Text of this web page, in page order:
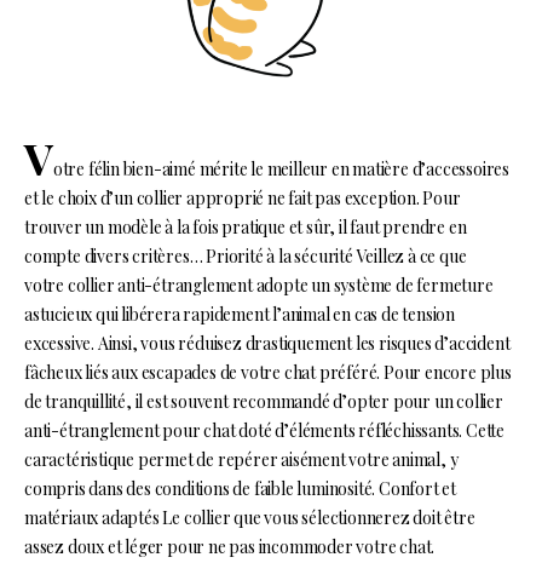
Votre félin bien-aimé mérite le meilleur en matière d’accessoires
et le choix d’un collier approprié ne fait pas exception. Pour
trouver un modèle à la fois pratique et sûr, il faut prendre en
compte divers critères… Priorité à la sécurité Veillez à ce que
votre collier anti-étranglement adopte un système de fermeture
astucieux qui libérera rapidement l’animal en cas de tension
excessive. Ainsi, vous réduisez drastiquement les risques d’accident
fâcheux liés aux escapades de votre chat préféré. Pour encore plus
de tranquillité, il est souvent recommandé d’opter pour un collier
anti-étranglement pour chat doté d’éléments réfléchissants. Cette
caractéristique permet de repérer aisément votre animal, y
compris dans des conditions de faible luminosité. Confort et
matériaux adaptés Le collier que vous sélectionnerez doit être
assez doux et léger pour ne pas incommoder votre chat.